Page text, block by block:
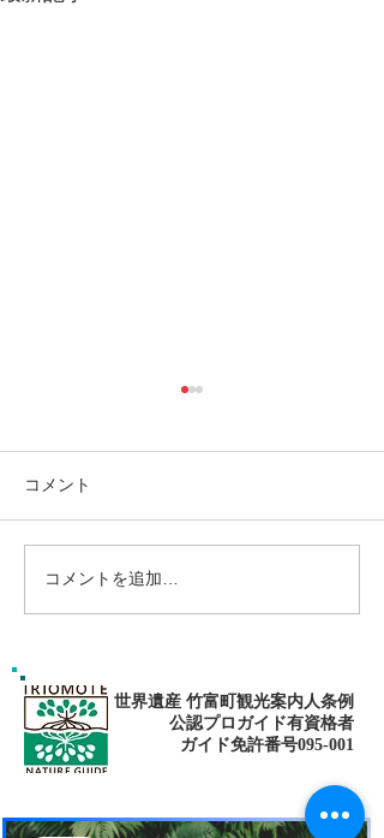
ゴールデンウィークは南
の島で新しい自分に出逢
コメント
コメントを追加…
世界遺産 竹富町観光案内人条例
公認プロガイド有資格者
​ガイド免許番号095-001​​